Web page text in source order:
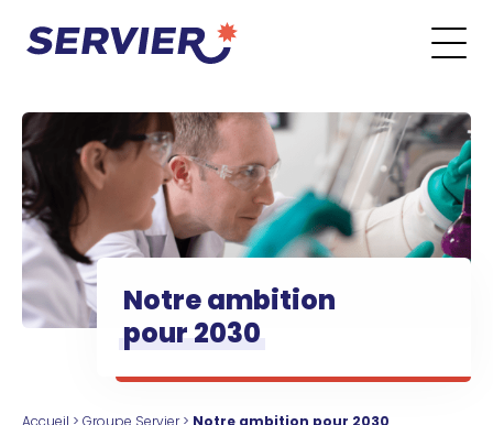
Notre ambition
pour 2030